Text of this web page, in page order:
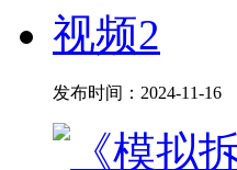
发布时间： 2024-11-16